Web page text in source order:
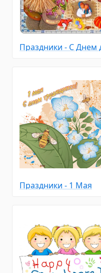
Праздники - 1 Мая